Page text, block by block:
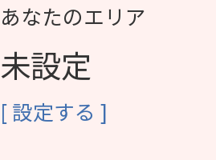
あなたのエリア
未設定
[設定する ]